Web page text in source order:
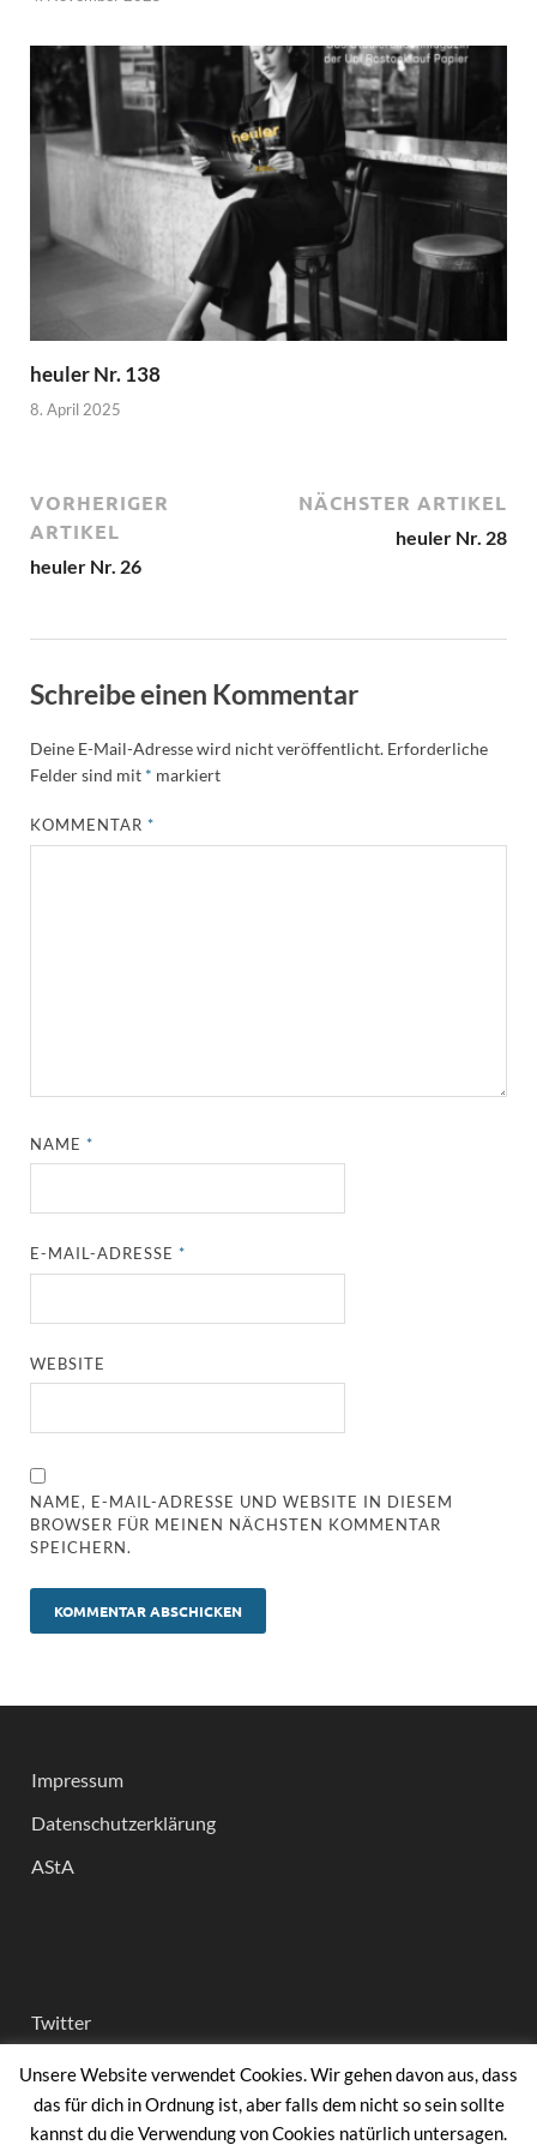
heuler Nr. 138
8. April 2025
VORHERIGER
ARTIKEL
heuler Nr. 26
NÄCHSTER ARTIKEL
heuler Nr. 28
Schreibe einen Kommentar
Deine E-Mail-Adresse wird nicht veröffentlicht. Erforderliche
Felder sind mit * markiert
KOMMENTAR*
NAME*
E-MAIL-ADRESSE*
WEBSITE
NAME, E-MAIL-ADRESSE UND WEBSITE IN DIESEM
BROWSER FÜR MEINEN NÄCHSTEN KOMMENTAR
SPEICHERN.
Impressum
Datenschutzerklärung
AStA
Twitter
Instagram
facebook
Unsere Website verwendet Cookies. Wir gehen davon aus, dass
das für dich in Ordnung ist, aber falls dem nicht so sein sollte
kannst du die Verwendung von Cookies natürlich untersagen.